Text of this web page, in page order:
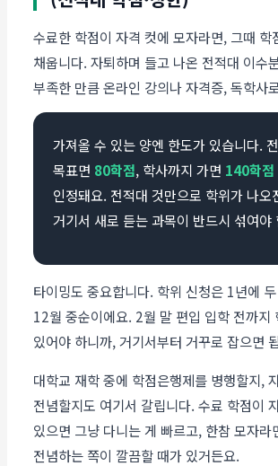
수료한 학점이 자격 컷에 모자라면, 그때 학
채웁니다. 자퇴하며 들고 나온 전적대 이수
부족한 만큼 온라인 강의나 자격증, 독학사
가져올 수 있는 양엔 한도가 있습니다.
목표면 80학점, 학사까지 가면 140학점
인정돼요. 전적대 것만으로 학위가 나오
거기서 새로 듣는 과목이 반드시 섞여야
타이밍도 중요합니다. 학위 신청은 1년에
12월 중순이에요. 2월 말 편입 입학 전까지
있어야 하니까, 거기서부터 거꾸로 잡으면
대학교 재학 중에 학점은행제를 병행할지,
전념할지도 여기서 갈립니다. 수료 학점이
있으면 그냥 다니는 게 빠르고, 한참 모자라
전념하는 쪽이 깔끔할 때가 있거든요.